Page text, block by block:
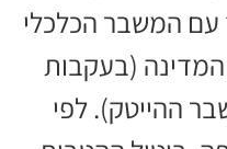
המשבר הכלכלי
המדינה (בעקבות
ההייטק). לפי